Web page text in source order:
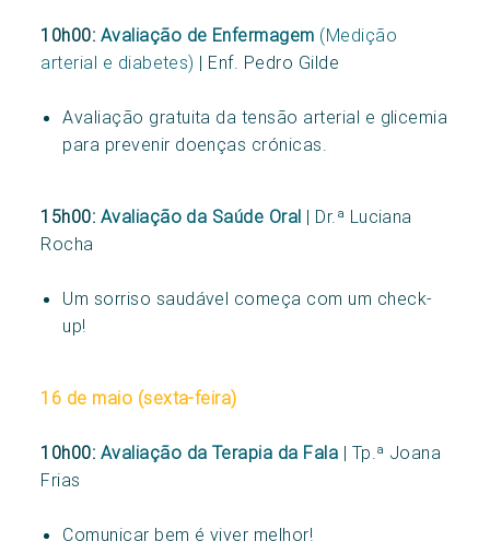
10h00: Avaliação de Enfermagem (Medição
arterial e diabetes) | Enf. Pedro Gilde
Avaliação gratuita da tensão arterial e glicemia
para prevenir doenças crónicas.
15h00: Avaliação da Saúde Oral | Dr.ª Luciana
Rocha
Um sorriso saudável começa com um check-
up!
16 de maio (sexta-feira)
10h00: Avaliação da Terapia da Fala | Tp.ª Joana
Frias
Comunicar bem é viver melhor!